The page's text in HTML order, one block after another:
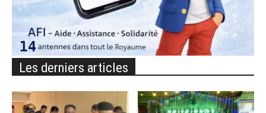
Les derniers articles